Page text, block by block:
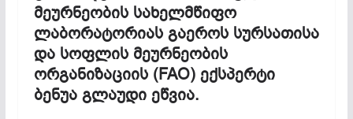
მეურნეობის სახელმწიფო
ლაბორატორიას გაეროს სურსათისა
და სოფლის მეურნეობის
ორგანიზაციის (FAO) ექსპერტი
ბენუა გლაუდი ეწვია.